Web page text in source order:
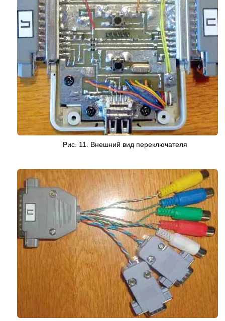
Рис. 11. Внешний вид переключателя